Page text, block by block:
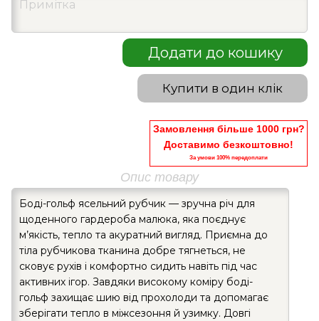
Додати до кошику
Купити в один клік
Замовлення більше 1000 грн?
Доставимо безкоштовно!
За умови 100% передоплати
Опис товару
Боді-гольф ясельний рубчик — зручна річ для
щоденного гардероба малюка, яка поєднує
м’якість, тепло та акуратний вигляд. Приємна до
тіла рубчикова тканина добре тягнеться, не
сковує рухів і комфортно сидить навіть під час
активних ігор. Завдяки високому коміру боді-
гольф захищає шию від прохолоди та допомагає
зберігати тепло в міжсезоння й узимку. Довгі